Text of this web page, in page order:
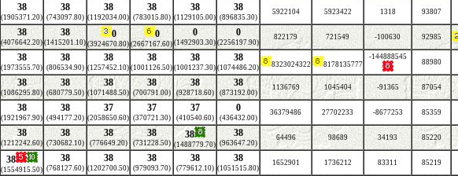
38
(1905371.20)
38
(743097.80)
38
(1192034.00)
38
(783015.80)
38
(1129105.00)
38
(896835.30)
5922104 5923422 1318 93807
38
(4076642.20)
38
(1415201.10)
0
(3924670.80)
0
(2667167.60)
0
(1492903.30)
0
(2256197.90)
822179 721549 -100630 92985
38
(1973555.70)
38
(806534.90)
38
(1257452.10)
38
(1001126.50)
38
(1001237.30)
38
(1074486.20) 8323024322 8178135777
-144888545
88980
38
(1086295.80)
38
(680779.50)
38
(1071488.50)
38
(700791.00)
38
(928718.60)
38
(873192.00)
1136769 1045404 -91365 87054
38
(1921967.90)
38
(494177.20)
37
(2058650.60)
37
(370721.30)
37
(410540.60)
0
(436432.00)
36379486 27702233 -8677253 85359
38
(1212242.60)
38
(730682.10)
38
(776649.20)
38
(731228.50)
38
(1488779.70)
38
(963647.20)
64496 98689 34193 85220
38
(1554915.50)
38
(768127.60)
38
(1202700.50)
38
(979093.70)
38
(779612.10)
38
(1051515.80)
1652901 1736212 83311 85219